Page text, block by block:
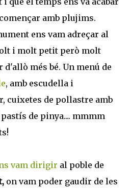
amb plujims.
ens vam adreçar al
i molt petit però molt
més bé. Un menú de
, amb escudella i
cuixetes de pollastre amb
de pinya.... mmmm
vam dirigir al poble de
on vam poder gaudir de les